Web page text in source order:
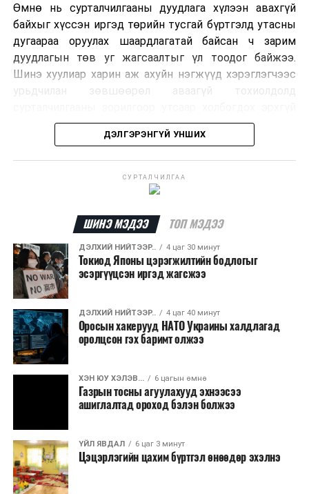
Өмнө нь сурталчилгааны дуудлага хүлээн авахгүй
байхыг хүссэн иргэд төрийн тусгай бүртгэлд утасны
дугаараа оруулах шаардлагатай байсан ч зарим
дуудлагын төв уг жагсаалтыг үл тоодог байжээ.
Шинэ хуулиар харин аж ахуйн нэгжүүд хэрэглэгчээс
урьдчилан зөвшөөрөл аваагүй тохиолдолд
болно. Иргэн өгсөн зөвшөөрлөө хүссэн үедээ цуцлах
иргэдийн дөрөвний гурав орчим нь долоо хоног бүр
хүлээн авдаг бөгөөд олон хүн үүнээс ч олон
дуудлагад өртдөг байна. Хэрэглэгчийн эрхийг
хамгаалах 11 байгууллага 2024 онд хамтран
шаардлага гаргаж, суурин болон гар утас руу ирдэг
тасралтгүй сурталчилгааны дуудлагыг хориглохыг
Хуулийг зөрчиж дуудлага хийсэн хувь хүнийг нэг
дуудлага тутамд 75 мянга хүртэлх евро, аж ахуйн
нэгжийг 375 мянга хүртэлх еврогоор торгох
боломжтой. Харин хэрэглэгч өөрөө зөвшөөрсөн,
эсвэл тухайн компанитай өмнө нь гэрээний
буй тохиолдолд хориг үйлчлэхгүй. Иргэд
зөвшөөрөлгүй дуудлагын талаар төрийн цахим
хуудсаар мэдээлэх боломжтой.
ДЭЛГЭРЭНГҮЙ УНШИХ
СУРТАЛЧИЛГАА
ШИНЭ МЭДЭЭ ТОП МЭДЭЭ
ДЭЛХИЙ НИЙТЭЭР.. 4 цаг 30 минут
Токиод Японы цэрэгжилтийн бодлогыг
эсэргүүцсэн иргэд жагсжээ
ДЭЛХИЙ НИЙТЭЭР.. 4 цаг 40 минут
Оросын хакерууд НАТО Украины халдлагад
оролцсон гэх баримт олжээ
ХЭН ЮУ ХЭЛЭВ... 6 цагын өмнө
Газрын тосны агуулахууд эхнээсээ
ашиглалтад ороход бэлэн болжээ
ҮЙЛ ЯВДАЛ 6 цаг 3 минут
Цэцэрлэгийн цахим бүртгэл өнөөдөр эхэлнэ